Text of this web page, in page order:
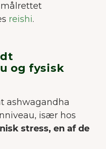
reishi.
og fysisk
ashwagandha
især hos
stress, en af de